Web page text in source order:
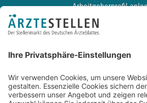
Arbeitgeberprofil
Recruiting-Podcast
Kontakt
Datenschutz